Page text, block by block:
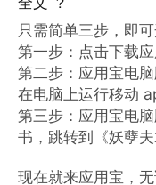
只需简单三步，即
第一步：点击下载
第二步：应用宝电
在电脑上运行移动
第三步：应用宝电
书，跳转到《妖孽
现在就来应用宝，